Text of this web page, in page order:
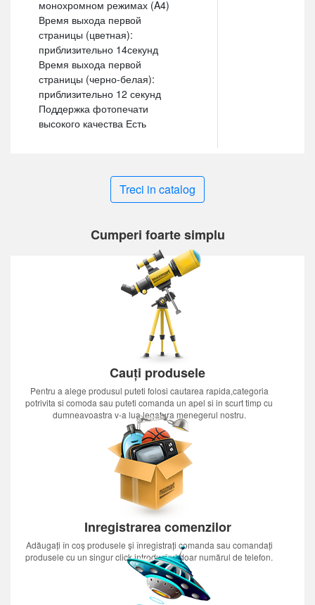
монохромном режимах (A4)
Время выхода первой
страницы (цветная):
приблизительно 14секунд
Время выхода первой
страницы (черно-белая):
приблизительно 12 секунд
Поддержка фотопечати
высокого качества Есть
Treci in catalog
Cumperi foarte simplu
Cauți produsele
Pentru a alege produsul puteti folosi cautarea rapida,categoria
potrivita si comoda sau puteti comanda un apel si in scurt timp cu
dumneavoastra v-a lua legatura menegerul nostru.
Inregistrarea comenzilor
Adăugați în coș produsele și înregistrați comanda sau comandați
produsele cu un singur click introducînd doar numărul de telefon.